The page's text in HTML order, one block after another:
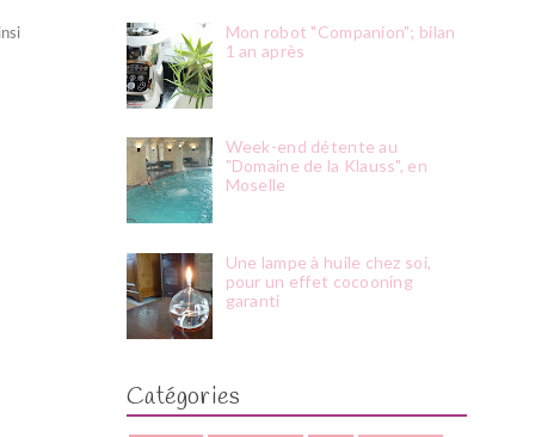
Mon robot "Companion"; bilan
1 an après
Week-end détente au
"Domaine de la Klauss", en
Moselle
Une lampe à huile chez soi,
pour un effet cocooning
garanti
Catégories